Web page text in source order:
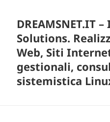
DREAMSNET.IT –
Solutions.
Web, Siti
gestionali,
sistemistica